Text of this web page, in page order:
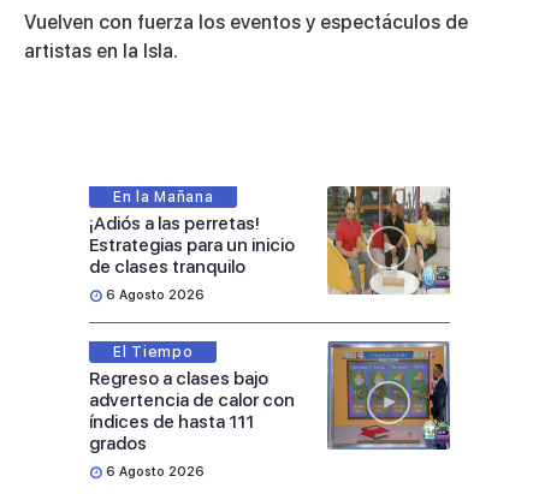
seconds
of
11
Vuelven con fuerza los eventos y espectáculos de
artistas en la Isla.
En la Mañana
¡Adiós a las perretas!
Estrategias para un inicio
de clases tranquilo
6 Agosto 2026
El Tiempo
Regreso a clases bajo
advertencia de calor con
índices de hasta 111
grados
6 Agosto 2026